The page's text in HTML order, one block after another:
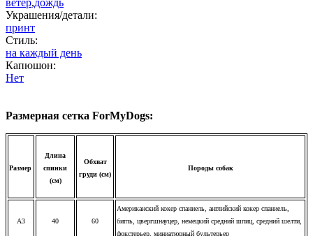
Украшения/детали:
принт
Стиль:
на каждый день
Капюшон:
Нет
Размерная сетка ForMyDogs:
Размер
Длина
спинки
(см)
Обхват
груди (см)
Породы собак
A3 40 60
Американский кокер спаниель, английский кокер спаниель,
бигль, цвергшнауцер, немецкий средний шпиц, средний шелти,
фокстерьер, миниатюрный бультерьер